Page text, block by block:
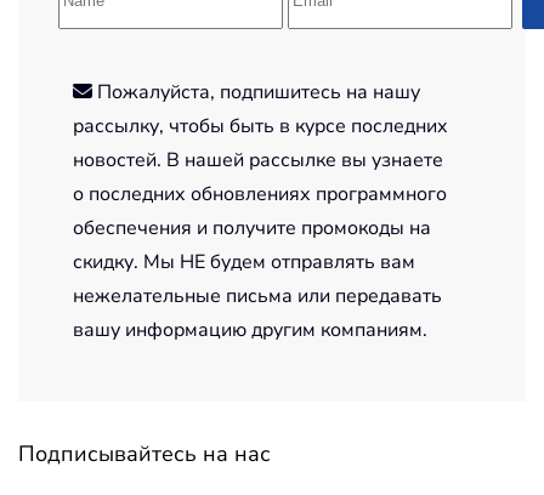
Пожалуйста, подпишитесь на нашу
рассылку, чтобы быть в курсе последних
новостей. В нашей рассылке вы узнаете
о последних обновлениях программного
обеспечения и получите промокоды на
скидку. Мы НЕ будем отправлять вам
нежелательные письма или передавать
вашу информацию другим компаниям.
Подписывайтесь на нас